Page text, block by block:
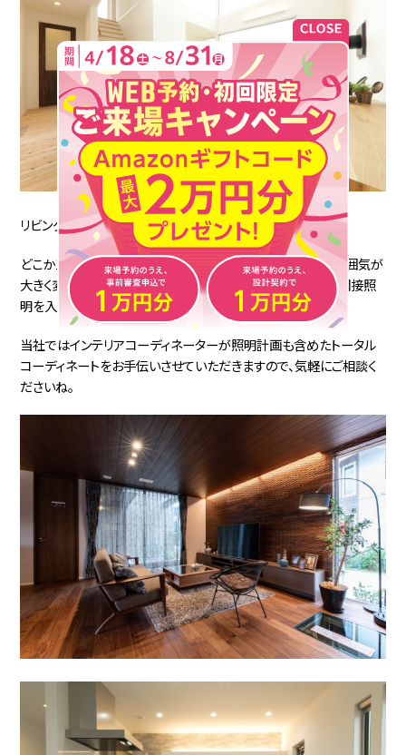
リビングをセンス良く見せるテクニックは？
どこか1カ所だけでも間接照明を取り入れると、リビングの雰囲気が
大きく変わりますよ。また、キッチン空間の天井を少し下げて間接照
明を入れると、よりおしゃれ度が増します。
当社ではインテリアコーディネーターが照明計画も含めたトータル
コーディネートをお手伝いさせていただきますので、気軽にご相談く
ださいね。